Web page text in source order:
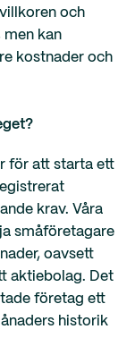
och
men kan
kostnader och
för att starta ett
krav. Våra
småföretagare
oavsett
aktiebolag. Det
företag ett
historik